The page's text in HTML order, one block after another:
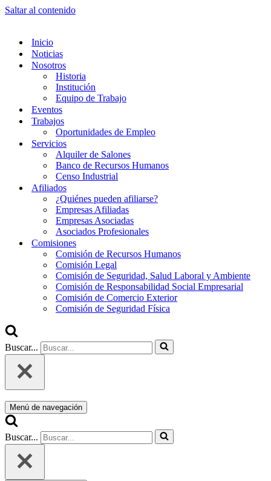
Saltar al contenido
Inicio
Noticias
Nosotros
Historia
Institución
Equipo de Trabajo
Eventos
Trabajos
Oportunidades de Empleo
Servicios
Alquiler de Salones
Banco de Recursos Humanos
Censo Industrial
Afiliados
¿Quiénes pueden afiliarse?
Empresas Afiliadas
Empresas Asociadas
Asociados Profesionales
Comisiones
Comisión de Recursos Humanos
Comisión Legal
Comisión de Seguridad, Salud Laboral y Ambiente
Comisión de Responsabilidad Social Empresarial
Comisión de Comercio Exterior
Comisión de Seguridad Física
Buscar...
Menú de navegación
Buscar...